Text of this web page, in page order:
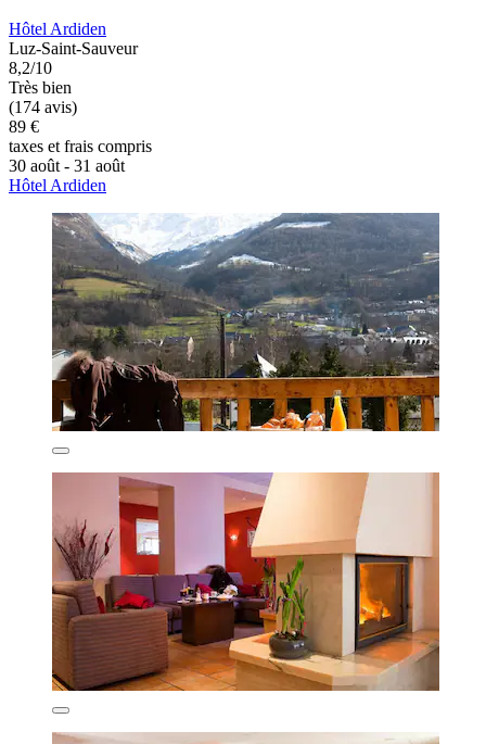
Hôtel Ardiden
Luz-Saint-Sauveur
8,2/10
Très bien
(174 avis)
89 €
taxes et frais compris
30 août - 31 août
Hôtel Ardiden